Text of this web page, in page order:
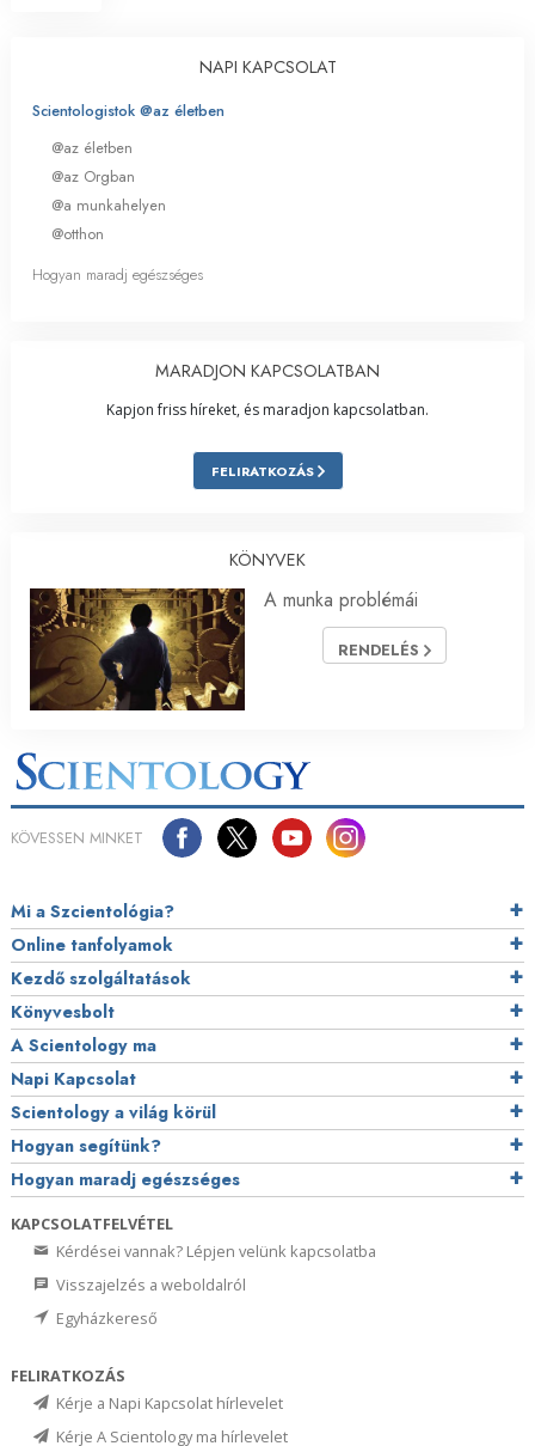
NAPI KAPCSOLAT
Scientologistok @az életben
@az életben
@az Orgban
@a munkahelyen
@otthon
Hogyan maradj egészséges
MARADJON KAPCSOLATBAN
Kapjon friss híreket, és maradjon kapcsolatban.
FELIRATKOZÁS
KÖNYVEK
A munka problémái
RENDELÉS
KÖVESSEN MINKET
Mi a Szcientológia?
Online tanfolyamok
Kezdő szolgáltatások
Könyvesbolt
A Scientology ma
Napi Kapcsolat
Scientology a világ körül
Hogyan segítünk?
Hogyan maradj egészséges
KAPCSOLATFELVÉTEL
Kérdései vannak? Lépjen velünk kapcsolatba
Visszajelzés a weboldalról
Egyházkereső
FELIRATKOZÁS
Kérje a Napi Kapcsolat hírlevelet
Kérje A Scientology ma hírlevelet